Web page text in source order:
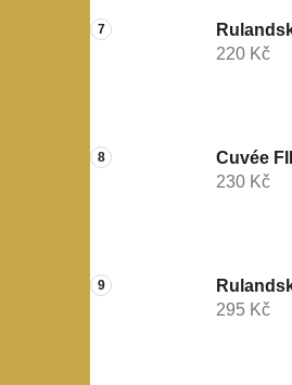
220 Kč
Cuvée
230 Kč
295 Kč